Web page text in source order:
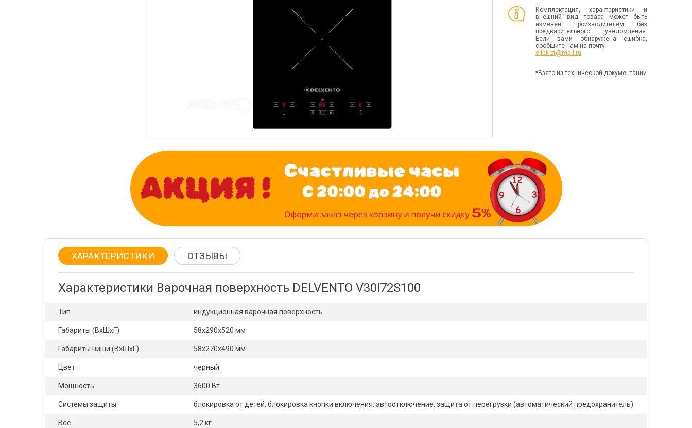
Комплектация, характеристики и
внешний вид товара может быть
изменен производителем без
предварительного уведомления.
Если вами обнаружена ошибка,
сообщите нам на почту
click-bt@mail.ru
*Взято из технической документации
ХАРАКТЕРИСТИКИ ОТЗЫВЫ
Характеристики Варочная поверхность DELVENTO V30I72S100
Тип индукционная варочная поверхность
Габариты (ВхШхГ) 58х290х520 мм
Габариты ниши (ВхШхГ) 58х270х490 мм
Цвет черный
Мощность 3600 Вт
Системы защиты блокировка от детей, блокировка кнопки включения, автоотключение, защита от перегрузки (автоматический предохранитель)
Вес 5,2 кг